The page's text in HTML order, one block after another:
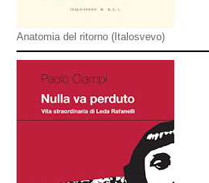
Anatomia del ritorno (Italosvevo)